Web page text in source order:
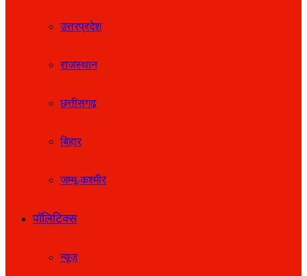
उत्तरप्रदेश
राजस्थान
छत्तीसगढ़
बिहार
जम्मू-कश्मीर
पॉलिटिक्स
न्यूज़